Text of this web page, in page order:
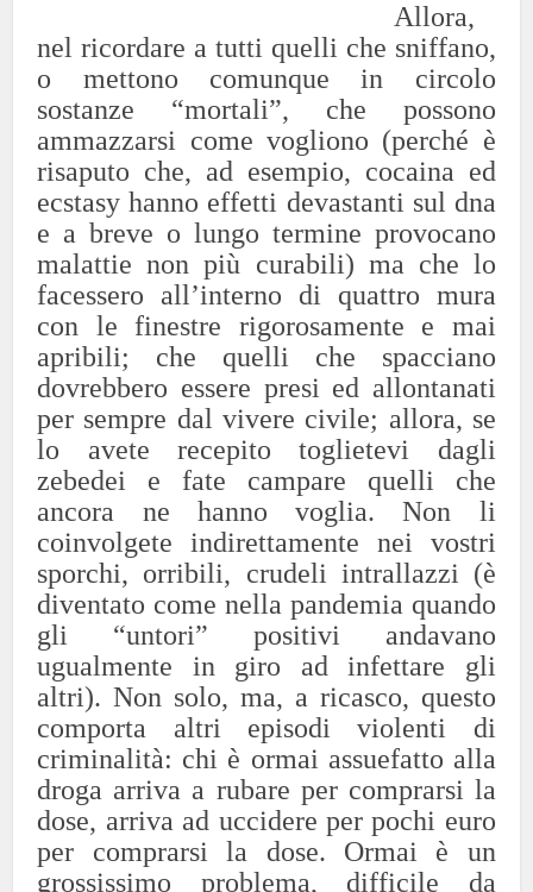
Allora,
nel ricordare a tutti quelli che sniffano,
o mettono comunque in circolo
sostanze “mortali”, che possono
ammazzarsi come vogliono (perché è
risaputo che, ad esempio, cocaina ed
ecstasy hanno effetti devastanti sul dna
e a breve o lungo termine provocano
malattie non più curabili) ma che lo
facessero all’interno di quattro mura
con le finestre rigorosamente e mai
apribili; che quelli che spacciano
dovrebbero essere presi ed allontanati
per sempre dal vivere civile; allora, se
lo avete recepito toglietevi dagli
zebedei e fate campare quelli che
ancora ne hanno voglia. Non li
coinvolgete indirettamente nei vostri
sporchi, orribili, crudeli intrallazzi (è
diventato come nella pandemia quando
gli “untori” positivi andavano
ugualmente in giro ad infettare gli
altri). Non solo, ma, a ricasco, questo
comporta altri episodi violenti di
criminalità: chi è ormai assuefatto alla
droga arriva a rubare per comprarsi la
dose, arriva ad uccidere per pochi euro
per comprarsi la dose. Ormai è un
grossissimo problema, difficile da